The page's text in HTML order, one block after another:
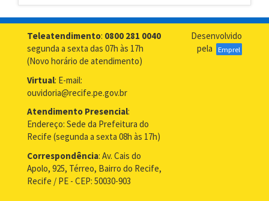
Teleatendimento: 0800 281 0040
segunda a sexta das 07h às 17h
(Novo horário de atendimento)
Virtual: E-mail:
ouvidoria@recife.pe.gov.br
Atendimento Presencial:
Endereço: Sede da Prefeitura do
Recife (segunda a sexta 08h às 17h)
Correspondência: Av. Cais do
Apolo, 925, Térreo, Bairro do Recife,
Recife / PE - CEP: 50030-903
Desenvolvido
pela
Emprel